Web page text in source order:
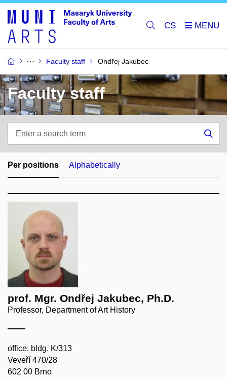
CS
Faculty staff Ondřej Jakubec
Faculty staff
search
term
Per positions Alphabetically
prof. Mgr. Ondřej Jakubec, Ph.D.
Professor, Department of Art History
office: bldg. K/313
Veveří 470/28
602 00 Brno